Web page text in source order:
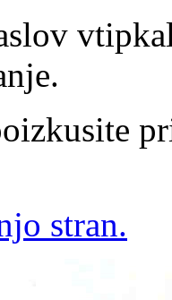
stran.